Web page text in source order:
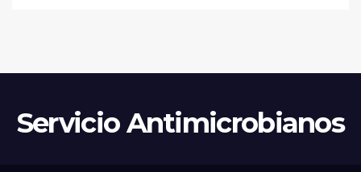
ESTRATEGIAS DE
Servicio Antimicrobianos